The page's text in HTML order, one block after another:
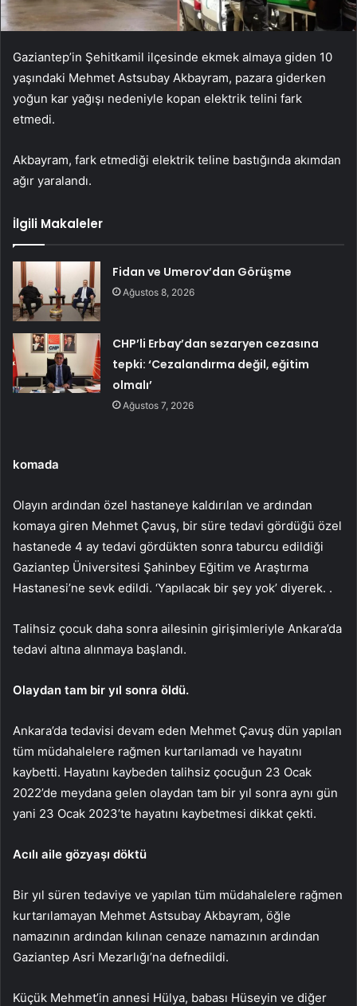
Gaziantep’in Şehitkamil ilçesinde ekmek almaya giden 10
yaşındaki Mehmet Astsubay Akbayram, pazara giderken
yoğun kar yağışı nedeniyle kopan elektrik telini fark
etmedi.
Akbayram, fark etmediği elektrik teline bastığında akımdan
ağır yaralandı.
İlgili Makaleler
Fidan ve Umerov’dan Görüşme
Ağustos 8, 2026
CHP’li Erbay’dan sezaryen cezasına
tepki: ‘Cezalandırma değil, eğitim
olmalı’
Ağustos 7, 2026
komada
Olayın ardından özel hastaneye kaldırılan ve ardından
komaya giren Mehmet Çavuş, bir süre tedavi gördüğü özel
hastanede 4 ay tedavi gördükten sonra taburcu edildiği
Gaziantep Üniversitesi Şahinbey Eğitim ve Araştırma
Hastanesi’ne sevk edildi. ‘Yapılacak bir şey yok’ diyerek. .
Talihsiz çocuk daha sonra ailesinin girişimleriyle Ankara’da
tedavi altına alınmaya başlandı.
Olaydan tam bir yıl sonra öldü.
Ankara’da tedavisi devam eden Mehmet Çavuş dün yapılan
tüm müdahalelere rağmen kurtarılamadı ve hayatını
kaybetti. Hayatını kaybeden talihsiz çocuğun 23 Ocak
2022’de meydana gelen olaydan tam bir yıl sonra aynı gün
yani 23 Ocak 2023’te hayatını kaybetmesi dikkat çekti.
Acılı aile gözyaşı döktü
Bir yıl süren tedaviye ve yapılan tüm müdahalelere rağmen
kurtarılamayan Mehmet Astsubay Akbayram, öğle
namazının ardından kılınan cenaze namazının ardından
Gaziantep Asri Mezarlığı’na defnedildi.
Küçük Mehmet’in annesi Hülya, babası Hüseyin ve diğer